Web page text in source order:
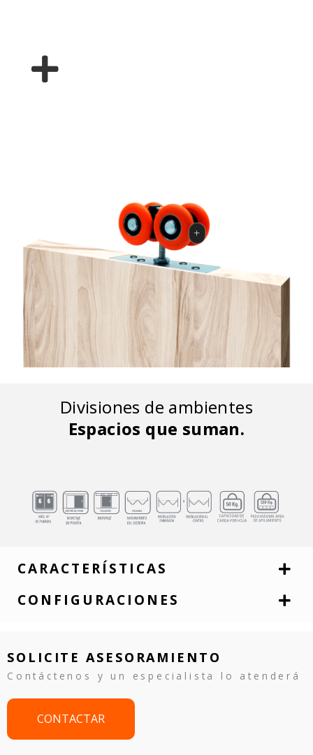
Divisiones de ambientes
Espacios que suman.
CARACTERÍSTICAS
CONFIGURACIONES
SOLICITE ASESORAMIENTO
Contáctenos y un especialista lo atenderá
CONTACTAR